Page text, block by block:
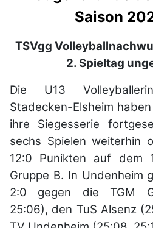
Saison
TSVgg
2. Spieltag
Die U13
Stadecken-Elsheim
ihre Siegesserie
sechs Spielen weiterhin
12:0 Punikten auf dem
Gruppe B. In Undenheim
2:0 gegen die TGM
25:06), den TuS Alsenz